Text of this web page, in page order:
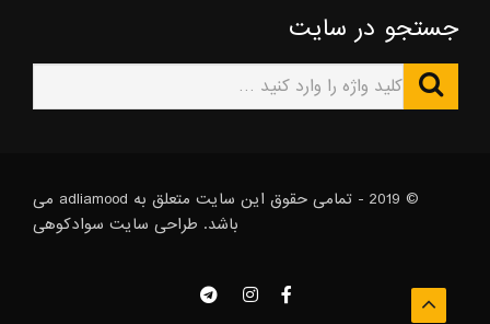
جستجو در سایت
© 2019 - تمامی حقوق این سایت متعلق به adliamood می
باشد. طراحی سایت سوادکوهی